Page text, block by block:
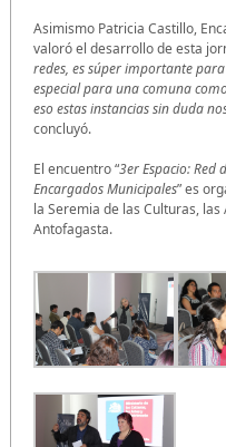
Asimismo Patricia Castillo,
valoró el desarrollo de esta
redes, es súper importante
especial para una comuna
eso estas instancias sin duda
concluyó.
El encuentro “3er Espacio: Red
Encargados Municipales” es
la Seremia de las Culturas,
Antofagasta.